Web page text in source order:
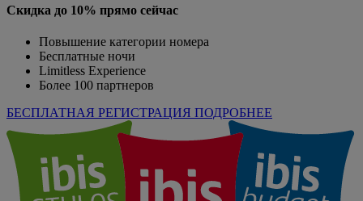
Скидка до 10% прямо сейчас
Повышение категории номера
Бесплатные ночи
Limitless Experience
Более 100 партнеров
БЕСПЛАТНАЯ РЕГИСТРАЦИЯ ПОДРОБНЕЕ